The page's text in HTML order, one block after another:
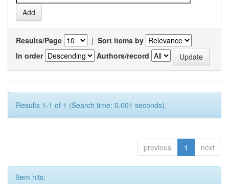
Results/Page | Sort items by
In order
Authors/record
Results 1-1 of 1 (Search time: 0.001 seconds).
previous 1 next
Item hits: